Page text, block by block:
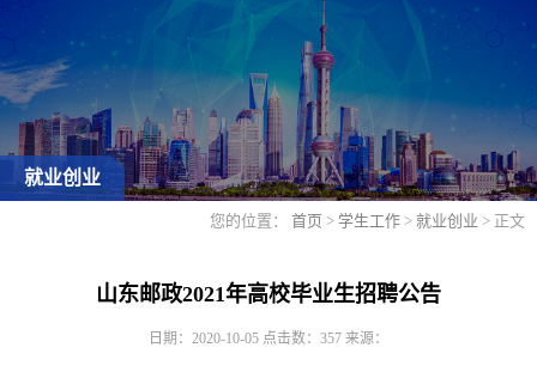
就业创业
您的位置： 首页 > 学生工作 > 就业创业 > 正文
山东邮政2021年高校毕业生招聘公告
日期：2020-10-05 点击数： 357 来源：